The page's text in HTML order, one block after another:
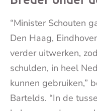
“Minister Schouten
Den Haag,
verder uitwerken,
schulden, in heel
kunnen gebruiken,”
Bartelds. “In de